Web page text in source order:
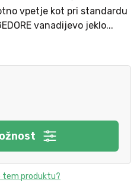
vpetje kot pri standardu
vanadijevo jeklo...
tem produktu?